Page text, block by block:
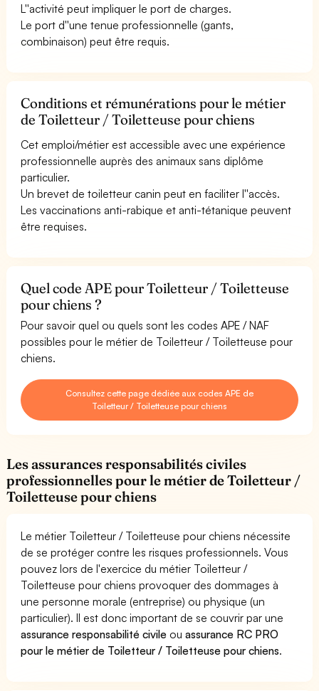
L''activité peut impliquer le port de charges.
Le port d''une tenue professionnelle (gants,
combinaison) peut être requis.
Conditions et rémunérations pour le métier
de Toiletteur / Toiletteuse pour chiens
Cet emploi/métier est accessible avec une expérience
professionnelle auprès des animaux sans diplôme
particulier.
Un brevet de toiletteur canin peut en faciliter l''accès.
Les vaccinations anti-rabique et anti-tétanique peuvent
être requises.
Quel code APE pour Toiletteur / Toiletteuse
pour chiens ?
Pour savoir quel ou quels sont les codes APE / NAF
possibles pour le métier de Toiletteur / Toiletteuse pour
chiens.
Consultez cette page dédiée aux codes APE de
Toiletteur / Toiletteuse pour chiens
Les assurances responsabilités civiles
professionnelles pour le métier de Toiletteur /
Toiletteuse pour chiens
Le métier Toiletteur / Toiletteuse pour chiens nécessite
de se protéger contre les risques professionnels. Vous
pouvez lors de l'exercice du métier Toiletteur /
Toiletteuse pour chiens provoquer des dommages à
une personne morale (entreprise) ou physique (un
particulier). Il est donc important de se couvrir par une
assurance responsabilité civile ouassurance RC PRO
pour le métier de Toiletteur / Toiletteuse pour chiens.